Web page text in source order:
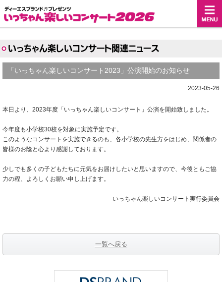
いっちゃん楽しいコンサート関連ニュース
「いっちゃん楽しいコンサート2023」公演開始のお知らせ
2023-05-26
本日より、2023年度「いっちゃん楽しいコンサート」公演を開始致しました。
今年度も小学校30校を対象に実施予定です。
このようなコンサートを実施できるのも、各小学校の先生方をはじめ、関係者の
皆様のお陰と心より感謝しております。
少しでも多くの子どもたちに元気をお届けしたいと思いますので、今後ともご協
力の程、よろしくお願い申し上げます。
いっちゃん楽しいコンサート実行委員会
一覧へ戻る